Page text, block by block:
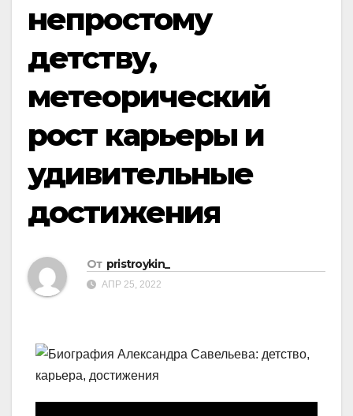
непростому
детству,
метеорический
рост карьеры и
удивительные
достижения
От pristroykin_
АПР 25, 2022